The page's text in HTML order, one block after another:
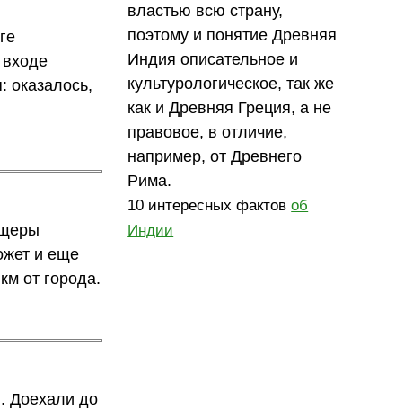
оказалось,
и еще
от города.
Доехали до
властью всю страну,
поэтому и понятие Древняя
Индия описательное и
культурологическое, так же
как и Древняя Греция, а не
правовое, в отличие,
например, от Древнего
Рима.
10 интересных фактовоб
Индии